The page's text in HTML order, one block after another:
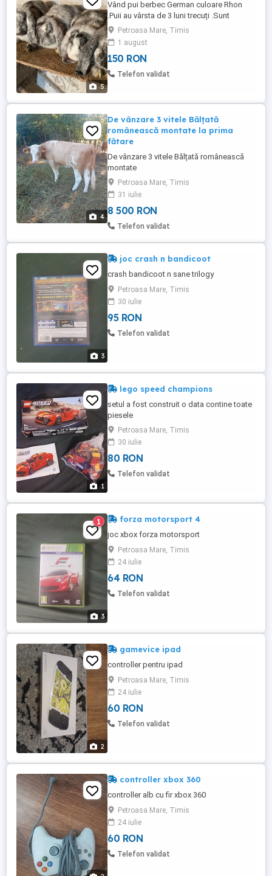
5
Vând pui berbec German culoare Rhon
.Puii au vârsta de 3 luni trecuți .Sunt
Vaccinați și deparazitați .Am atat masculi
cat și femele,pentru mai multe detalii nu
ezitați să mă contactați!
Petroasa Mare, Timis
1 august
150 RON
Telefon validat
4
De vânzare 3 vitele Bălțată
românească montate la prima
fătare
De vânzare 3 vitele Bălțată românească
montate
Petroasa Mare, Timis
31 iulie
8 500 RON
Telefon validat
3
joc crash n bandicoot
crash bandicoot n sane trilogy
Petroasa Mare, Timis
30 iulie
95 RON
Telefon validat
1
lego speed champions
setul a fost construit o data contine toate
piesele
Petroasa Mare, Timis
30 iulie
80 RON
Telefon validat
3
1 forza motorsport 4
joc xbox forza motorsport
Petroasa Mare, Timis
24 iulie
64 RON
Telefon validat
2
gamevice ipad
controller pentru ipad
Petroasa Mare, Timis
24 iulie
60 RON
Telefon validat
controller xbox 360
controller alb cu fir xbox 360
Petroasa Mare, Timis
24 iulie
60 RON
Telefon validat